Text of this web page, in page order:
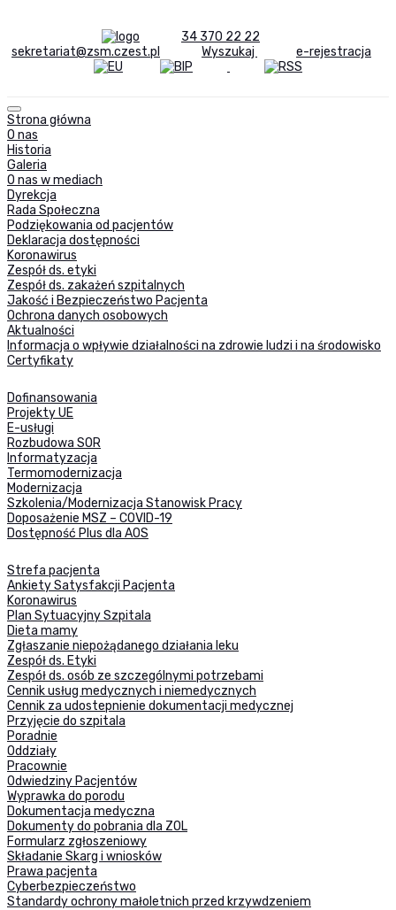
34 370 22 22
sekretariat@zsm.czest.pl
Wyszukaj e-rejestracja
Strona główna
O nas
Historia
Galeria
O nas w mediach
Dyrekcja
Rada Społeczna
Podziękowania od pacjentów
Deklaracja dostępności
Koronawirus
Zespół ds. etyki
Zespół ds. zakażeń szpitalnych
Jakość i Bezpieczeństwo Pacjenta
Ochrona danych osobowych
Aktualności
Informacja o wpływie działalności na zdrowie ludzi i na środowisko
Certyfikaty
Dofinansowania
Projekty UE
E-usługi
Rozbudowa SOR
Informatyzacja
Termomodernizacja
Modernizacja
Szkolenia/Modernizacja Stanowisk Pracy
Doposażenie MSZ – COVID-19
Dostępność Plus dla AOS
Strefa pacjenta
Ankiety Satysfakcji Pacjenta
Koronawirus
Plan Sytuacyjny Szpitala
Dieta mamy
Zgłaszanie niepożądanego działania leku
Zespół ds. Etyki
Zespół ds. osób ze szczególnymi potrzebami
Cennik usług medycznych i niemedycznych
Cennik za udostepnienie dokumentacji medycznej
Przyjęcie do szpitala
Poradnie
Oddziały
Pracownie
Odwiedziny Pacjentów
Wyprawka do porodu
Dokumentacja medyczna
Dokumenty do pobrania dla ZOL
Formularz zgłoszeniowy
Składanie Skarg i wniosków
Prawa pacjenta
Cyberbezpieczeństwo
Standardy ochrony małoletnich przed krzywdzeniem